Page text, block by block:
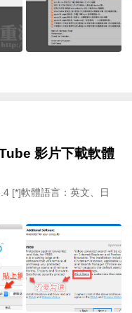
影片下載軟體
[*]軟體語言：英文、日